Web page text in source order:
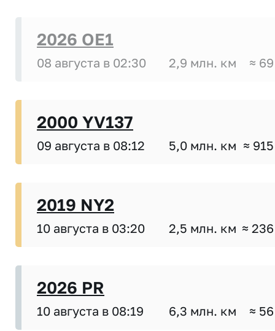
2026 OE1
08 августа в 02:30 2,9 млн. км ≈
2000 YV137
09 августа в 08:12 5,0 млн. км ≈
2019 NY2
10 августа в 03:20 2,5 млн. км ≈
2026 PR
10 августа в 08:19 6,3 млн. км ≈